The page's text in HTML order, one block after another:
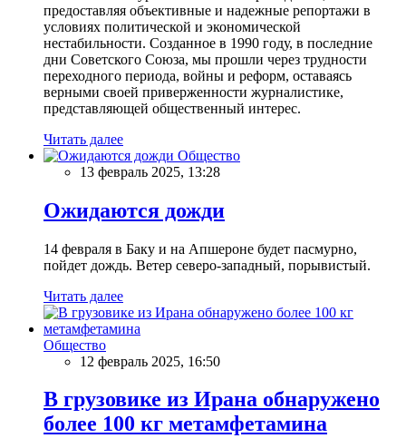
предоставляя объективные и надежные репортажи в
условиях политической и экономической
нестабильности. Созданное в 1990 году, в последние
дни Советского Союза, мы прошли через трудности
переходного периода, войны и реформ, оставаясь
верными своей приверженности журналистике,
представляющей общественный интерес.
Читать далее
Общество
13 февраль 2025, 13:28
Ожидаются дожди
14 февраля в Баку и на Апшероне будет пасмурно,
пойдет дождь. Ветер северо-западный, порывистый.
Читать далее
Общество
12 февраль 2025, 16:50
В грузовике из Ирана обнаружено
более 100 кг метамфетамина